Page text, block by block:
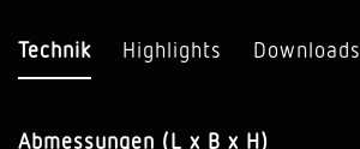
Technik Highlights Downloads
Abmessungen (L x B x H)